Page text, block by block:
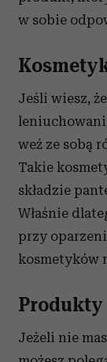
w sobie
Jeśli wiesz,
weź ze sobą
Takie
składzie
Właśnie
przy
kosmetyków
Produkty
Jeżeli nie